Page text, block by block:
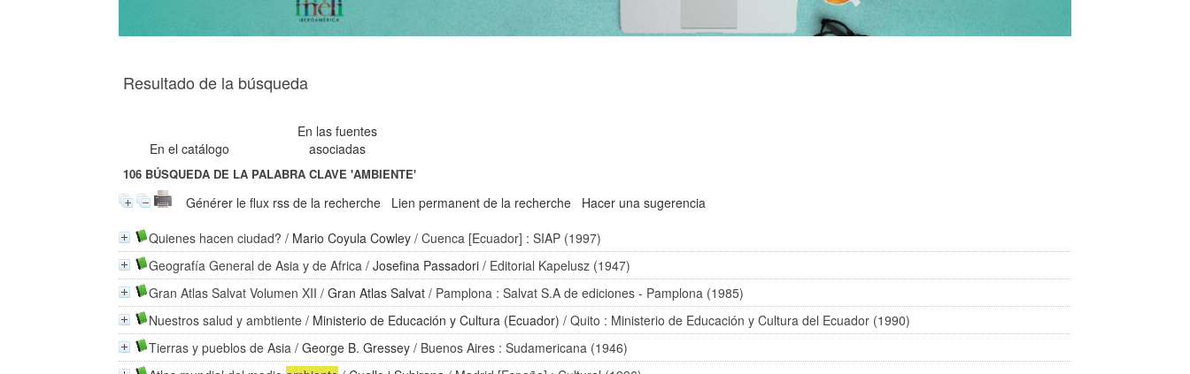
Resultado de la búsqueda
En el catálogo
En las fuentes
asociadas
106 BÚSQUEDA DE LA PALABRA CLAVE'AMBIENTE'
Générer le flux rss de la recherche Lien permanent de la recherche
Hacer una sugerencia
Quienes hacen ciudad? / Mario Coyula Cowley / Cuenca [Ecuador] : SIAP (1997)
Geografía General de Asia y de Africa /Josefina Passadori / Editorial Kapelusz (1947)
Gran Atlas Salvat Volumen XII /Gran Atlas Salvat / Pamplona : Salvat S.A de ediciones - Pamplona (1985)
Nuestros salud y ambtiente / Ministerio de Educación y Cultura (Ecuador) / Quito : Ministerio de Educación y Cultura del Ecuador (1990)
Tierras y pueblos de Asia /George B. Gressey / Buenos Aires : Sudamericana (1946)